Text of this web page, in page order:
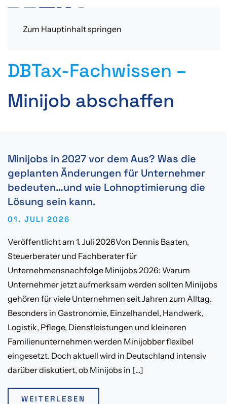
Zum Hauptinhalt springen
DBTax-Fachwissen –
Minijob abschaffen
Minijobs in 2027 vor dem Aus? Was die
geplanten Änderungen für Unternehmer
bedeuten…und wie Lohnoptimierung die
Lösung sein kann.
01. JULI 2026
Veröffentlicht am 1. Juli 2026Von Dennis Baaten,
Steuerberater und Fachberater für
Unternehmensnachfolge Minijobs 2026: Warum
Unternehmer jetzt aufmerksam werden sollten Minijobs
gehören für viele Unternehmen seit Jahren zum Alltag.
Besonders in Gastronomie, Einzelhandel, Handwerk,
Logistik, Pflege, Dienstleistungen und kleineren
Familienunternehmen werden Minijobber flexibel
eingesetzt. Doch aktuell wird in Deutschland intensiv
darüber diskutiert, ob Minijobs in […]
WEITERLESEN